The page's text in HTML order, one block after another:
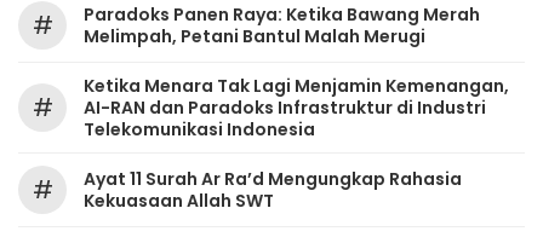
#
Paradoks Panen Raya: Ketika Bawang Merah
Melimpah, Petani Bantul Malah Merugi
#
Ketika Menara Tak Lagi Menjamin Kemenangan,
AI-RAN dan Paradoks Infrastruktur di Industri
Telekomunikasi Indonesia
#
Ayat 11 Surah Ar Ra’d Mengungkap Rahasia
Kekuasaan Allah SWT